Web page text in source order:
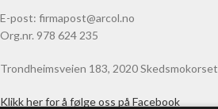
E-post: firmapost@arcol.no
Org.nr. 978 624 235
Trondheimsveien 183, 2020 Skedsmokorset
Klikk her for å følge oss på Facebook